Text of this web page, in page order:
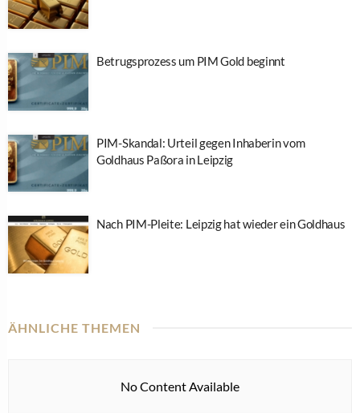
Betrugsprozess um PIM Gold beginnt
PIM-Skandal: Urteil gegen Inhaberin vom
Goldhaus Paßora in Leipzig
Nach PIM-Pleite: Leipzig hat wieder ein Goldhaus
ÄHNLICHE THEMEN
No Content Available